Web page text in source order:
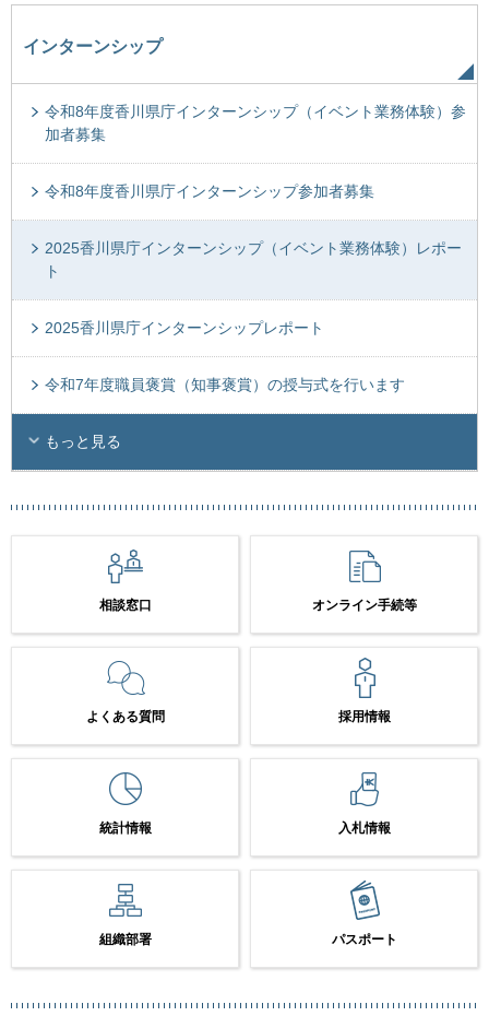
インターンシップ
令和8年度香川県庁インターンシップ（イベント業務体験）参
加者募集
令和8年度香川県庁インターンシップ参加者募集
2025香川県庁インターンシップ（イベント業務体験）レポー
ト
2025香川県庁インターンシップレポート
令和7年度職員褒賞（知事褒賞）の授与式を行います
もっと見る
相談窓口 オンライン手続等
よくある質問 採用情報
統計情報 入札情報
組織部署 パスポート